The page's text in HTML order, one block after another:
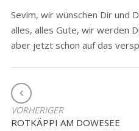
Sevim, wir wünschen Dir und
alles, alles Gute, wir werden
aber jetzt schon auf das
VORHERIGER
ROTKÄPPI AM DOWESEE